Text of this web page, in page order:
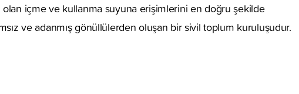
olan içme ve kullanma suyuna erişimlerini en doğru şekilde
ve adanmış gönüllülerden oluşan bir sivil toplum kuruluşudur.